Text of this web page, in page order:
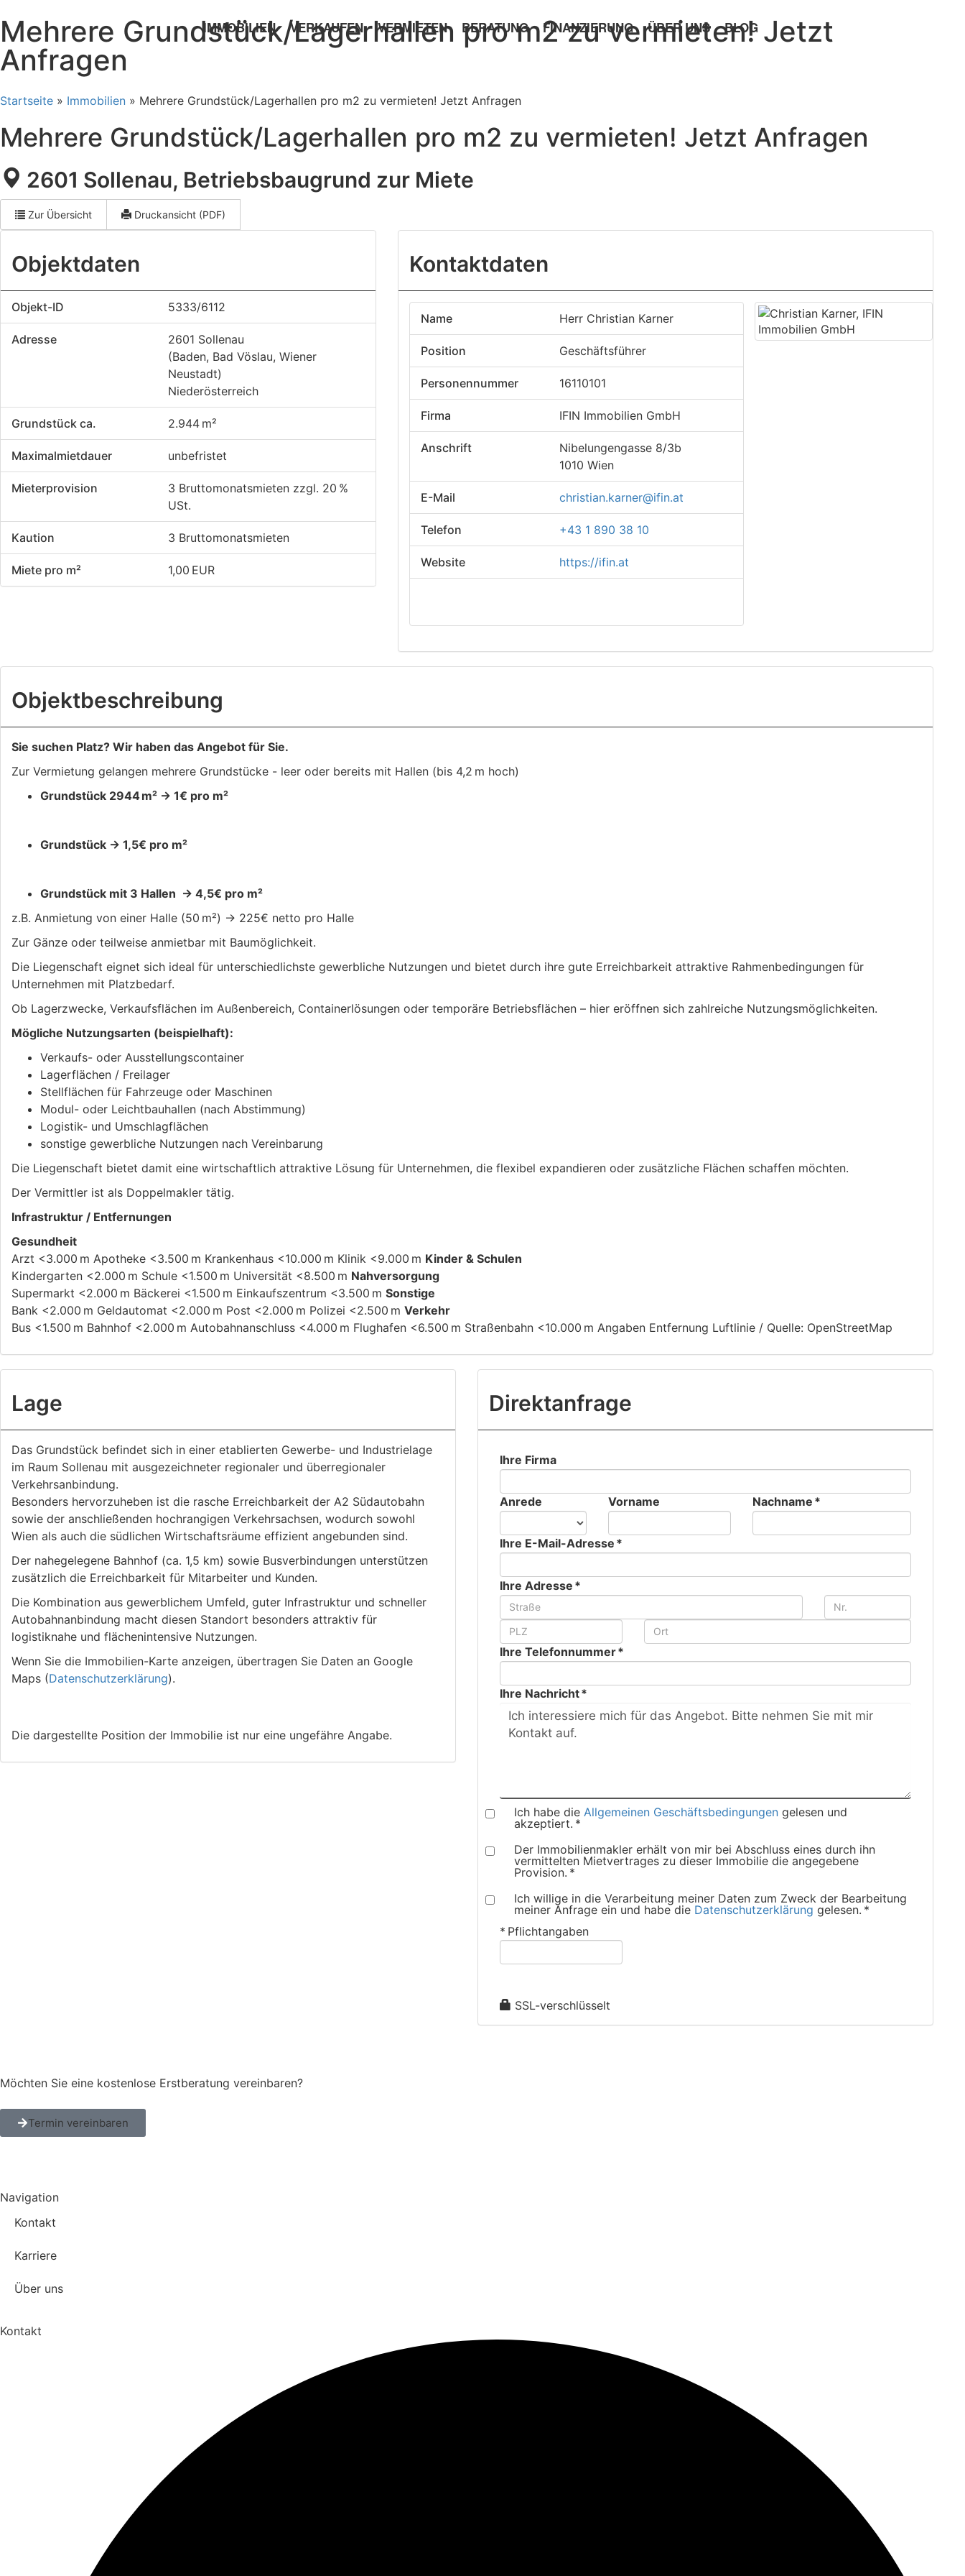
IMMOBILIEN VERKAUFEN VERMIETEN BERATUNG FINANZIERUNG ÜBER UNS BLOG
Mehrere Grundstück/​Lagerhallen pro m2 zu vermieten! Jetzt
Anfragen
Startseite » Immobilien » Mehrere Grundstück/​Lagerhallen pro m2 zu vermieten! Jetzt Anfragen
Mehrere Grundstück/​Lagerhallen pro m2 zu vermieten! Jetzt Anfragen
2601 Sollenau, Betriebsbaugrund zur Miete
Zur Übersicht Druckansicht (PDF)
Kontaktdaten
Name Herr Christian Karner
Position Geschäftsführer
Personennummer 16110101
Firma IFIN Immobilien GmbH
Anschrift
Nibelungengasse 8/3b
1010 Wien
E-Mail christian.karner@ifin.at
Telefon +43 1 890 38 10
Website https://ifin.at
Objektdaten
Objekt-ID 5333/6112
Adresse
2601 Sollenau
(Baden, Bad Vöslau, Wiener
Neustadt)
Niederösterreich
Grund­stück ca. 2.944 m²
Maximalmietdauer unbefristet
Mieter­provision
3 Bruttomonatsmieten zzgl. 20 %
USt.
Kaution 3 Bruttomonatsmieten
Miete pro m² 1,00 EUR
Objekt­beschreibung
Sie suchen Platz? Wir haben das Angebot für Sie.
Zur Vermietung gelangen mehrere Grundstücke - leer oder bereits mit Hallen (bis 4,2 m hoch)
Grundstück 2944 m² -> 1€ pro m²
Grundstück -> 1,5€ pro m²
Grundstück mit 3 Hallen -> 4,5€ pro m²
z.B. Anmietung von einer Halle (50 m²) -> 225€ netto pro Halle
Zur Gänze oder teilweise anmietbar mit Baumöglichkeit.
Die Liegenschaft eignet sich ideal für unterschiedlichste gewerbliche Nutzungen und bietet durch ihre gute Erreichbarkeit attraktive Rahmenbedingungen für
Unternehmen mit Platzbedarf.
Ob Lagerzwecke, Verkaufsflächen im Außenbereich, Containerlösungen oder temporäre Betriebsflächen – hier eröffnen sich zahlreiche Nutzungsmöglichkeiten.
Mögliche Nutzungsarten (beispielhaft):
Verkaufs- oder Ausstellungscontainer
Lagerflächen / Freilager
Stellflächen für Fahrzeuge oder Maschinen
Modul- oder Leichtbauhallen (nach Abstimmung)
Logistik- und Umschlagflächen
sonstige gewerbliche Nutzungen nach Vereinbarung
Die Liegenschaft bietet damit eine wirtschaftlich attraktive Lösung für Unternehmen, die flexibel expandieren oder zusätzliche Flächen schaffen möchten.
Der Vermittler ist als Doppelmakler tätig.
Infrastruktur / Entfernungen
Gesundheit
Arzt <3.000 m Apotheke <3.500 m Krankenhaus <10.000 m Klinik <9.000 m Kinder & Schulen
Kindergarten <2.000 m Schule <1.500 m Universität <8.500 m Nahversorgung
Supermarkt <2.000 m Bäckerei <1.500 m Einkaufszentrum <3.500 m Sonstige
Bank <2.000 m Geldautomat <2.000 m Post <2.000 m Polizei <2.500 m Verkehr
Bus <1.500 m Bahnhof <2.000 m Autobahnanschluss <4.000 m Flughafen <6.500 m Straßenbahn <10.000 m Angaben Entfernung Luftlinie / Quelle: OpenStreetMap
Lage
Das Grundstück befindet sich in einer etablierten Gewerbe- und Industrielage
im Raum Sollenau mit ausgezeichneter regionaler und überregionaler
Verkehrsanbindung.
Besonders hervorzuheben ist die rasche Erreichbarkeit der A2 Südautobahn
sowie der anschließenden hochrangigen Verkehrsachsen, wodurch sowohl
Wien als auch die südlichen Wirtschaftsräume effizient angebunden sind.
Der nahegelegene Bahnhof (ca. 1,5 km) sowie Busverbindungen unterstützen
zusätzlich die Erreichbarkeit für Mitarbeiter und Kunden.
Die Kombination aus gewerblichem Umfeld, guter Infrastruktur und schneller
Autobahnanbindung macht diesen Standort besonders attraktiv für
logistiknahe und flächenintensive Nutzungen.
Wenn Sie die Immobilien-Karte anzeigen, übertragen Sie Daten an Google
Maps (Datenschutzerklärung).
Die dargestellte Position der Immobilie ist nur eine ungefähre Angabe.
Direktanfrage
Ihre Firma
Anrede Vorname Nachname *
Ihre E-Mail-Adresse *
Ihre Adresse *
Ihre Telefonnummer *
Ihre Nachricht *
Ich habe die Allgemeinen Geschäftsbedingungen gelesen und
akzeptiert. *
Der Immobilienmakler erhält von mir bei Abschluss eines durch ihn
vermittelten Mietvertrages zu dieser Immobilie die angegebene
Provision. *
Ich willige in die Verarbeitung meiner Daten zum Zweck der Bearbeitung
meiner Anfrage ein und habe die Datenschutzerklärung gelesen. *
* Pflichtangaben
SSL-verschlüsselt
Möchten Sie eine kostenlose Erstberatung vereinbaren?
Termin vereinbaren
Navigation
Kontakt
Karriere
Über uns
Kontakt